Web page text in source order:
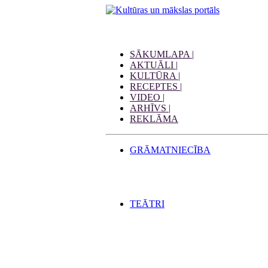
SĀKUMLAPA |
AKTUĀLI |
KULTŪRA |
RECEPTES |
VIDEO |
ARHĪVS |
REKLĀMA
GRĀMATNIECĪBA
TEĀTRI